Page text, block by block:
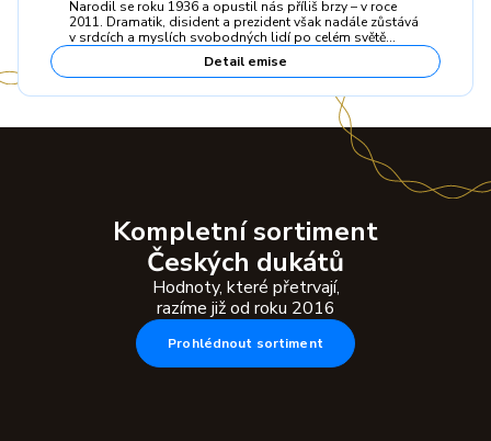
Narodil se roku 1936 a opustil nás příliš brzy – v roce
2011. Dramatik, disident a prezident však nadále zůstává
v srdcích a myslích svobodných lidí po celém světě…
Detail emise
Kompletní sortiment
Českých dukátů
Hodnoty, které přetrvají,
razíme již od roku 2016
Prohlédnout sortiment